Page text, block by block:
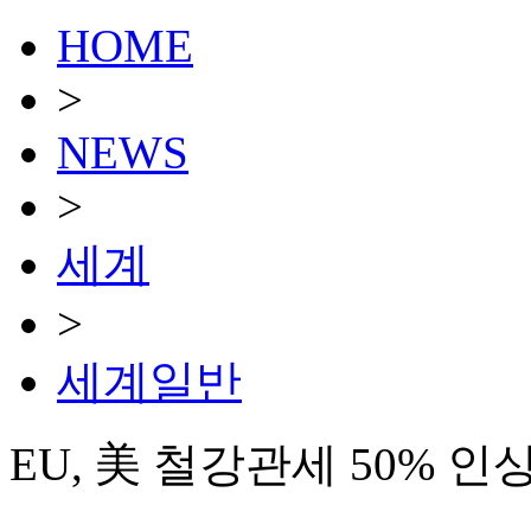
HOME
>
NEWS
>
세계
>
세계일반
EU, 美 철강관세 50%